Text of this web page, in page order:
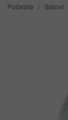
Početna / Satovi